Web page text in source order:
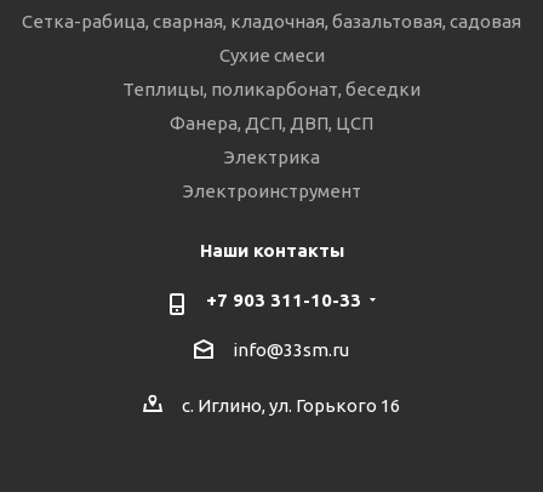
Сетка-рабица, сварная, кладочная, базальтовая, садовая
Сухие смеси
Теплицы, поликарбонат, беседки
Фанера, ДСП, ДВП, ЦСП
Электрика
Электроинструмент
Наши контакты
+7 903 311-10-33
info@33sm.ru
с. Иглино, ул. Горького 16